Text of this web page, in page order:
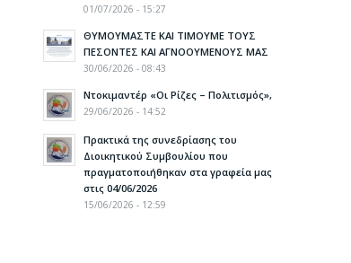
01/07/2026 - 15:27
ΘΥΜΟΥΜΑΣΤΕ ΚΑΙ ΤΙΜΟΥΜΕ ΤΟΥΣ
ΠΕΣΟΝΤΕΣ ΚΑΙ ΑΓΝΟΟΥΜΕΝΟΥΣ ΜΑΣ
30/06/2026 - 08:43
Ντοκιμαντέρ «Οι Ρίζες – Πολιτισμός»,
29/06/2026 - 14:52
Πρακτικά της συνεδρίασης του
Διοικητικού Συμβουλίου που
πραγματοποιήθηκαν στα γραφεία μας
στις 04/06/2026
15/06/2026 - 12:59